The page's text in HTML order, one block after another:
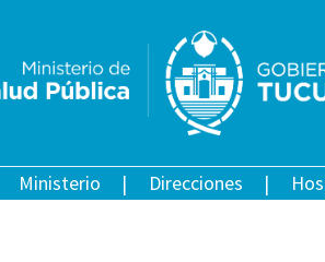
Ministerio Direcciones